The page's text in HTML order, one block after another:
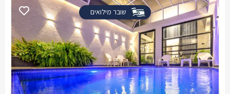
שובר מילואים